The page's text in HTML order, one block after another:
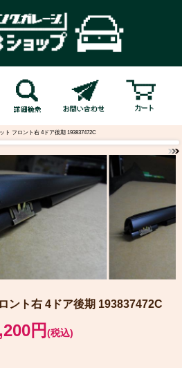
ト フロント右 4ドア後期 193837472C
ント右 4ドア後期 193837472C
円 (税込)